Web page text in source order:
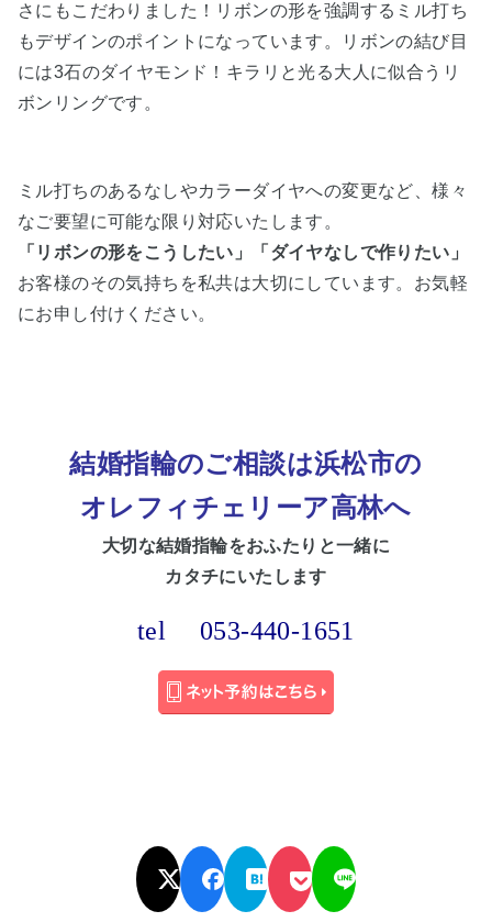
さにもこだわりました！リボンの形を強調するミル打ち
もデザインのポイントになっています。リボンの結び目
には3石のダイヤモンド！キラリと光る大人に似合うリ
ボンリングです。
ミル打ちのあるなしやカラーダイヤへの変更など、様々
なご要望に可能な限り対応いたします。
「リボンの形をこうしたい 」「ダイヤなしで作りたい」
お客様のその気持ちを私共は大切にしています。お気軽
にお申し付けください。
結婚指輪のご相談は浜松市の
オレフィチェリーア高林へ
大切な結婚指輪をおふたりと一緒に
カタチにいたします
tel 053-440-1651